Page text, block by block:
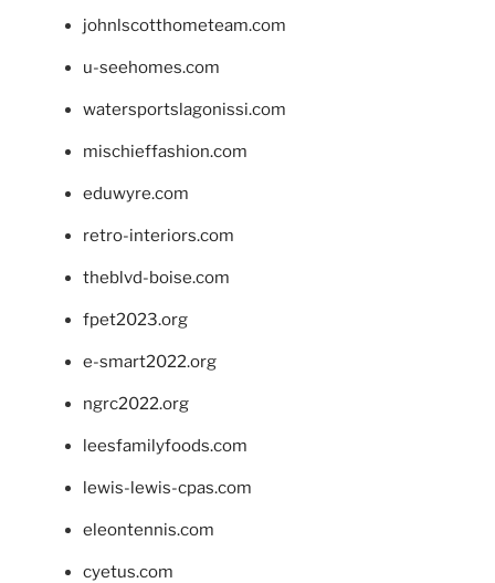
johnlscotthometeam.com
u-seehomes.com
watersportslagonissi.com
mischieffashion.com
eduwyre.com
retro-interiors.com
theblvd-boise.com
fpet2023.org
e-smart2022.org
ngrc2022.org
leesfamilyfoods.com
lewis-lewis-cpas.com
eleontennis.com
cyetus.com